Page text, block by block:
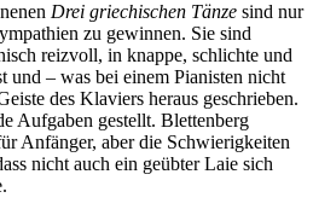
Drei griechischen Tänze sind nur
zu gewinnen. Sie sind
reizvoll, in knappe, schlichte und
und – was bei einem Pianisten nicht
des Klaviers heraus geschrieben.
Aufgaben gestellt. Blettenberg
Anfänger, aber die Schwierigkeiten
nicht auch ein geübter Laie sich